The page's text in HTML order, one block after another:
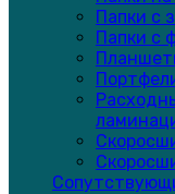
Папки с
Папки с